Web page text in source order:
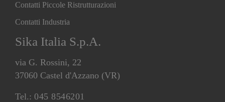
Contatti Piccole Ristrutturazioni
Contatti Industria
Sika Italia S.p.A.
via G. Rossini, 22
37060 Castel d'Azzano (VR)
Tel.: 045 8546201